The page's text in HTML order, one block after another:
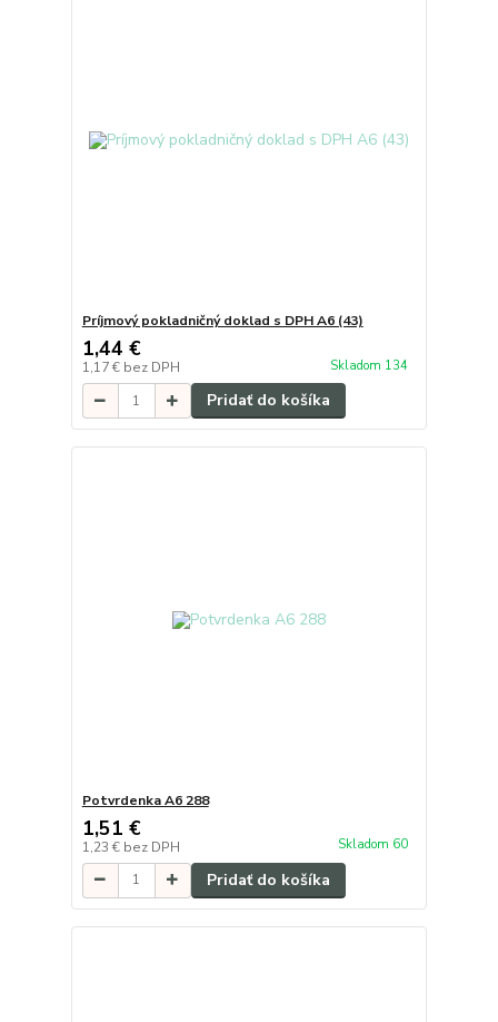
Príjmový pokladničný doklad s DPH A6 (43)
1,44 €
1,17 € bez DPH Skladom 134
Pridať do košíka
Potvrdenka A6 288
1,51 €
1,23 € bez DPH Skladom 60
Pridať do košíka